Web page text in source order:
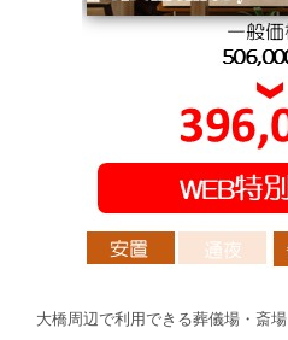
大橋周辺で利用できる葬儀場・斎場